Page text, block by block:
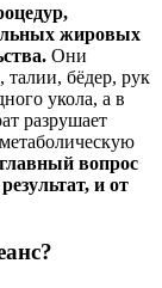
жировых
Они
талии, бёдер, рук
укола, а в
разрушает
вопрос
и от